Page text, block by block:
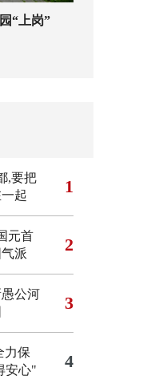
“上岗”
,要把
起
1
元首
派
2
公河
3
力保
安心"
4